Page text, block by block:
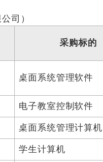
司）
采购标的
桌面系统管理软件
电子教室控制软件
桌面系统管理计算机
学生计算机